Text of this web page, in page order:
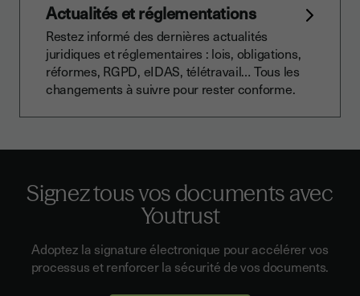
Actualités et réglementations
Restez informé des dernières actualités
juridiques et réglementaires : lois, obligations,
réformes, RGPD, eIDAS, télétravail… Tous les
changements à suivre pour rester conforme.
Signez tous vos documents avec
Youtrust
Adoptez la signature électronique pour accélérer vos
processus et renforcer la sécurité de vos documents.